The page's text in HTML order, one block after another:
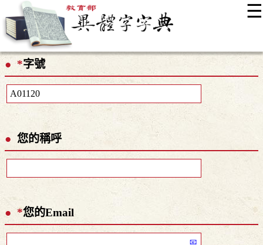
☰
最新消息
EN
*字號
您的稱呼
*您的Email